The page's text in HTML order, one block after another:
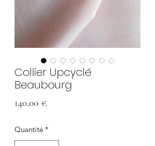
Collier Upcyclé
Beaubourg
140,00 €
Quantité *